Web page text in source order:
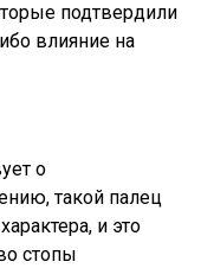
подтвердили
влияние на
о
такой палец
и это
стопы